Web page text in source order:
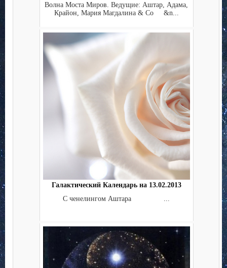
Волна Моста Миров. Ведущие: Аштар, Адама,
Крайон, Мария Магдалина & Co &n...
Галактический Календарь на 13.02.2013
С ченелингом Аштара ...